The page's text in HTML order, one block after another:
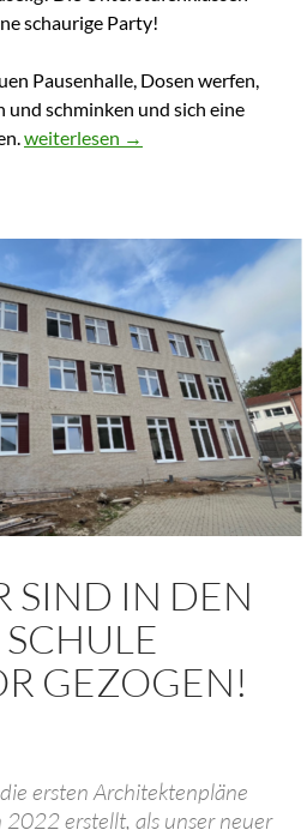
schaurige Party!
Pausenhalle, Dosen werfen,
und schminken und sich eine
Halloween-Party der Unterstufe
weiterlesen →
SIND IN DEN
GEZOGEN!
ersten Architektenpläne
erstellt, als unser neuer